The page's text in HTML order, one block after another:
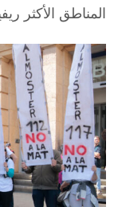
t
t
d
المناطق الأكثر